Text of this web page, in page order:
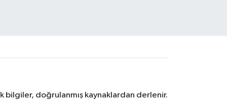
bilgiler, doğrulanmış kaynaklardan derlenir.